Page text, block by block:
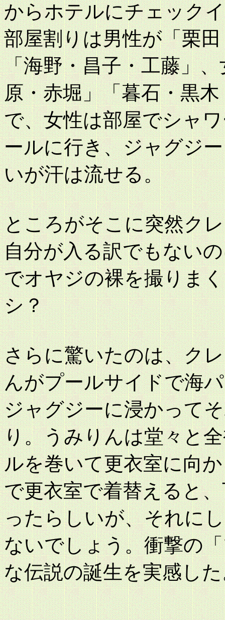
からホテルにチェック
部屋割りは男性が「栗
「海野・昌子・工藤」
原・赤堀」「暮石・黒
で、女性は部屋でシャ
ールに行き、ジャグジ
いが汗は流せる。
ところがそこに突然ク
自分が入る訳でもない
でオヤジの裸を撮りま
シ？
さらに驚いたのは、ク
んがプールサイドで海
ジャグジーに浸かって
り。うみりんは堂々と
ルを巻いて更衣室に向
で更衣室で着替えると
ったらしいが、それに
ないでしょう。衝撃の
な伝説の誕生を実感し